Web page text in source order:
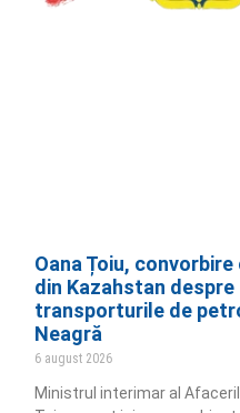
Oana Țoiu,
din Kazahstan despre
transporturile de
Neagră
6 august 2026
Ministrul interimar al